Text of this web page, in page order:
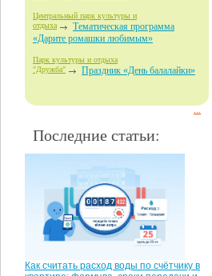
Центральный парк культуры и
отдыха
Тематическая программа
«Дарите ромашки любимым»
Парк культуры и отдыха
"Дружба" Праздник «День балалайки»
Последние статьи:
Как считать расход воды по счётчику в